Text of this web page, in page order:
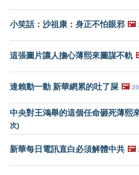
小笑話：沙祖康：身正不怕眼邪 🖼️
這張圖片讓人擔心薄熙來圖謀不軌
達賴動一動 新華網累的吐了屎 🖼️
中央對王鴻舉的這個任命砸死薄熙
次)
新華每日電訊直白必須解體中共 🖼️